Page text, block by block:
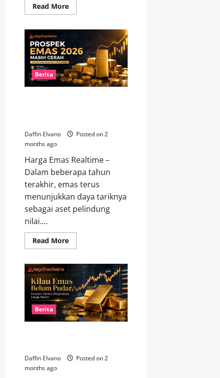
Read MoreRead
more
2026
Menjadi
Sorotan
karena
Dinilai
Penting
bagi
Berita
Daffin Elvano
Posted on 2
months ago
Harga Emas Realtime –
Dalam beberapa tahun
terakhir, emas terus
menunjukkan daya tariknya
sebagai aset pelindung
nilai....
Read MoreRead
more
Emas
2026
Masih
Cerah,
Investor
Mulai
Menyusun
Strategi
Baru
Berita
Daffin Elvano
Posted on 2
months ago